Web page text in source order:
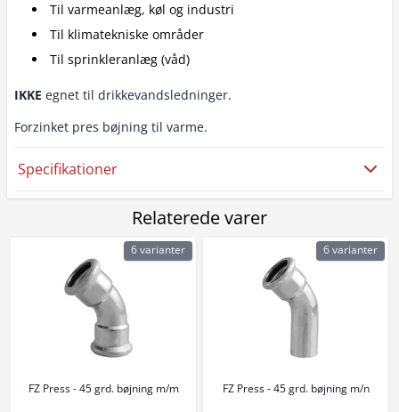
Til varmeanlæg, køl og industri
Til klimatekniske områder
Til sprinkleranlæg (våd)
IKKE egnet til drikkevandsledninger.
Forzinket pres bøjning til varme.
Specifikationer
Relaterede varer
FZ Press - 45 grd. bøjning m/m
6 varianter
FZ Press - 45 grd. bøjning m/n
6 varianter